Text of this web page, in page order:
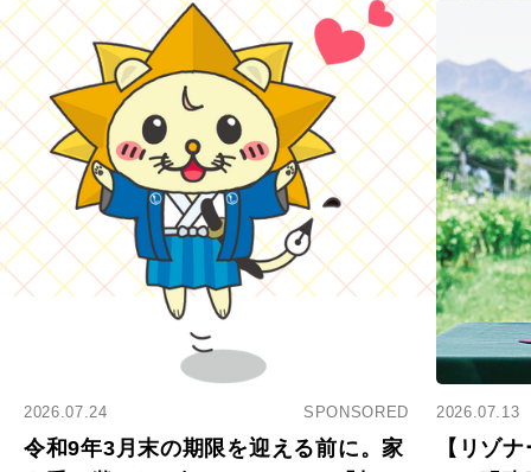
2026.07.24 SPONSORED
令和9年3月末の期限を迎える前に。家
2026.07.13
【リゾ